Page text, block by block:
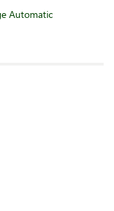
Automatic